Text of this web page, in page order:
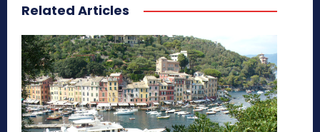
Related Articles